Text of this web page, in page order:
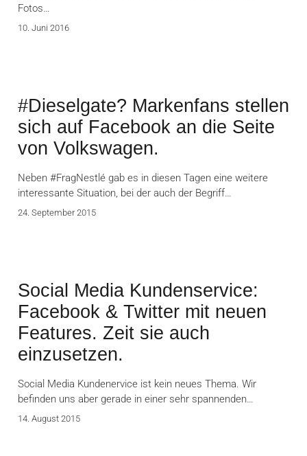
Fotos…
10. Juni 2016
#Dieselgate? Markenfans stellen
sich auf Facebook an die Seite
von Volkswagen.
Neben #FragNestlé gab es in diesen Tagen eine weitere
interessante Situation, bei der auch der Begriff…
24. September 2015
Social Media Kundenservice:
Facebook & Twitter mit neuen
Features. Zeit sie auch
einzusetzen.
Social Media Kundenervice ist kein neues Thema. Wir
befinden uns aber gerade in einer sehr spannenden…
14. August 2015